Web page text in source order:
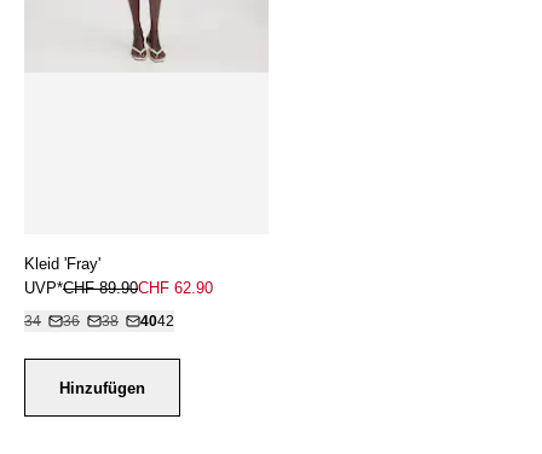
Kleid 'Fray'
UVP*CHF 89.90CHF 62.90
34 36 38 4042
Hinzufügen